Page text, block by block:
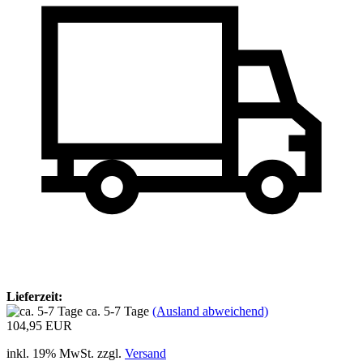
Lieferzeit:
ca. 5-7 Tage (Ausland abweichend)
104,95 EUR
inkl. 19% MwSt. zzgl. Versand